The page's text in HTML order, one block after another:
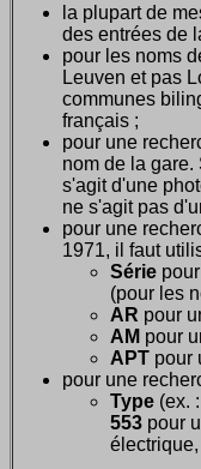
la plupart de
des entrées de
pour les noms
Leuven et pas
communes
français ;
pour une
nom de la
s'agit d'une
ne s'agit pas
pour une
1971, il faut
Série
(pour les
AR pour
AM pour
APT pour
pour une
Type (ex. :
553 pour
électrique,